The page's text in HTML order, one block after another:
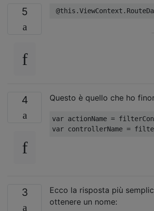
5 @this .ViewContext .
4 Questo è quello che ho
var actionName =
var controllerName =
3
Ecco la risposta più
ottenere un nome: